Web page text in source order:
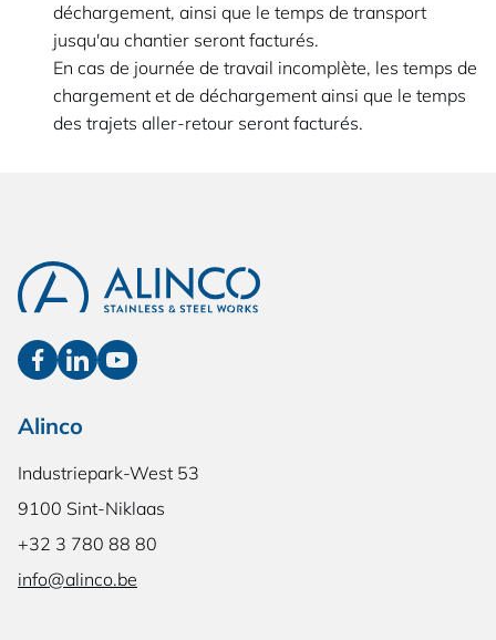
déchargement, ainsi que le temps de transport
jusqu'au chantier seront facturés.
En cas de journée de travail incomplète, les temps de
chargement et de déchargement ainsi que le temps
des trajets aller-retour seront facturés.
Alinco
Industriepark-West 53
9100 Sint-Niklaas
+32 3 780 88 80
info@alinco.be